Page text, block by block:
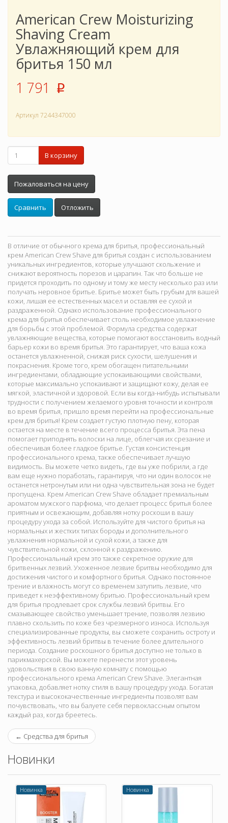
American Crew Moisturizing
Shaving Cream
Увлажняющий крем для
бритья 150 мл
1 791
p
Артикул 7244347000
В корзину
Пожаловаться на цену
Сравнить Отложить
В отличие от обычного крема для бритья, профессиональный
крем American Crew Shave для бритья создан с использованием
уникальных ингредиентов, которые улучшают скольжение и
снижают вероятность порезов и царапин. Так что больше не
придется проходить по одному и тому же месту несколько раз или
получать неровное бритье. Бритье может быть грубым для вашей
кожи, лишая ее естественных масел и оставляя ее сухой и
раздраженной. Однако использование профессионального
крема для бритья обеспечивает столь необходимое увлажнение
для борьбы с этой проблемой. Формула средства содержат
увлажняющие вещества, которые помогают восстановить водный
барьер кожи во время бритья. Это гарантирует, что ваша кожа
останется увлажненной, снижая риск сухости, шелушения и
покраснения. Кроме того, крем обогащен питательными
ингредиентами, обладающие успокаивающими свойствами,
которые максимально успокаивают и защищают кожу, делая ее
мягкой, эластичной и здоровой. Если вы когда-нибудь испытывали
трудности с получением желаемого уровня точности и контроля
во время бритья, пришло время перейти на профессиональные
крем для бритья! Крем создает густую плотную пену, которая
остается на месте в течение всего процесса бритья. Эта пена
помогает приподнять волоски на лице, облегчая их срезание и
обеспечивая более гладкое бритье. Густая консистенция
профессионального крема, также обеспечивает лучшую
видимость. Вы можете четко видеть, где вы уже побрили, а где
вам еще нужно поработать, гарантируя, что ни один волосок не
останется нетронутым или ни одна чувствительная зона не будет
пропущена. Крем American Crew Shave обладает премиальным
ароматом мужского парфюма, что делает процесс бритья более
приятным и освежающим, добавляя нотку роскоши в вашу
процедуру ухода за собой. Используйте для чистого бритья на
нормальных и жестких типах бороды и дополнительного
увлажнения нормальной и сухой кожи, а также для
чувствительной кожи, склонной к раздражению.
Профессиональный крем это также секретное оружие для
бритвенных лезвий. Ухоженное лезвие бритвы необходимо для
достижения чистого и комфортного бритья. Однако постоянное
трение и влажность могут со временем затупить лезвие, что
приведет к неэффективному бритью. Профессиональный крем
для бритья продлевает срок службы лезвий бритвы. Его
смазывающее свойство уменьшает трение, позволяя лезвию
плавно скользить по коже без чрезмерного износа. Используя
специализированные продукты, вы сможете сохранить остроту и
эффективность лезвий бритвы в течение более длительного
периода. Создание роскошного бритья доступно не только в
парикмахерской. Вы можете перенести этот уровень
удовольствия в свою ванную комнату с помощью
профессионального крема American Crew Shave. Элегантная
упаковка, добавляет нотку стиля в вашу процедуру ухода. Богатая
текстура и высококачественные ингредиенты позволят вам
почувствовать, что вы балуете себя первоклассным опытом
каждый раз, когда бреетесь.
← Средства для бритья
Новинки
Новинка Новинка